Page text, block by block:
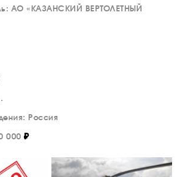
АО «КАЗАНСКИЙ ВЕРТОЛЕТНЫЙ
Россия
000 ₽